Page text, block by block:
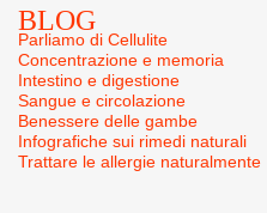
BLOG
Parliamo di Cellulite
Concentrazione e memoria
Intestino e digestione
Sangue e circolazione
Benessere delle gambe
Infografiche sui rimedi naturali
Trattare le allergie naturalmente